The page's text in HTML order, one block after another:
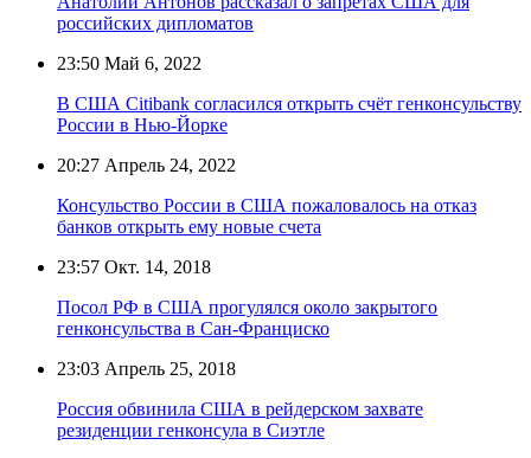
российских дипломатов
23:50 Май 6, 2022
В США Citibank согласился открыть счёт генконсульству
России в Нью-Йорке
20:27 Апрель 24, 2022
Консульство России в США пожаловалось на отказ
банков открыть ему новые счета
23:57 Окт. 14, 2018
Посол РФ в США прогулялся около закрытого
генконсульства в Сан-Франциско
23:03 Апрель 25, 2018
Россия обвинила США в рейдерском захвате
резиденции генконсула в Сиэтле